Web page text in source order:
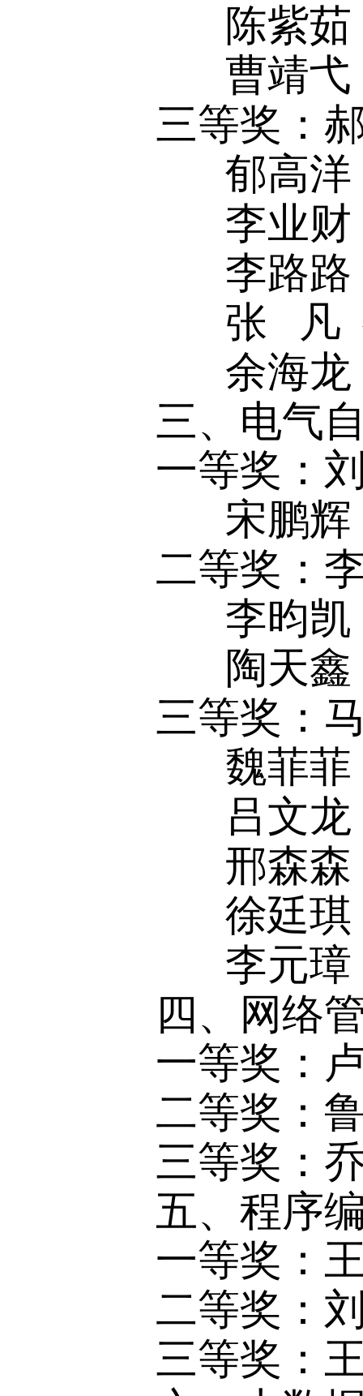
陈紫
曹靖
三等奖：
郁高
李业
李路
张 凡
余海
三、电气
一等奖：
宋鹏
二等奖：
李昀
陶天
三等奖：
魏菲
吕文
邢森
徐廷
李元
四、网络
一等奖：
二等奖：
三等奖：
五、程序
一等奖：
二等奖：
三等奖：